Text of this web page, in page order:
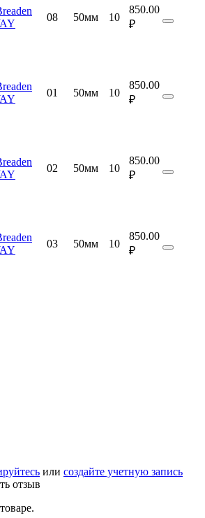
08 50мм 10
850.00
₽
01 50мм 10
850.00
₽
02 50мм 10
850.00
₽
03 50мм 10
850.00
₽
или создайте учетную запись
отзыв